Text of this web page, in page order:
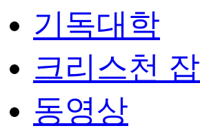
기독대학
크리스천
동영상